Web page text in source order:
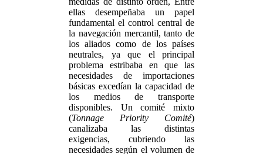
ellas desempeñaba un papel
fundamental el control central de
la navegación mercantil, tanto de
los aliados como de los países
neutrales, ya que el principal
problema estribaba en que las
necesidades de importaciones
básicas excedían la capacidad de
los medios de transporte
disponibles. Un comité mixto
(Tonnage Priority Comité)
canalizaba las distintas
exigencias, cubriendo las
necesidades según el volumen de